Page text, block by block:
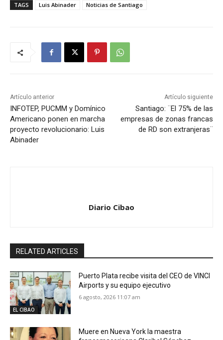
TAGS Luis Abinader Noticias de Santiago
Artículo anterior
INFOTEP, PUCMM y Domínico
Americano ponen en marcha
proyecto revolucionario: Luis
Abinader
Artículo siguiente
Santiago: ¨El 75% de las
empresas de zonas francas
de RD son extranjeras¨
Diario Cibao
RELATED ARTICLES
EL CIBAO
Puerto Plata recibe visita del CEO de VINCI
Airports y su equipo ejecutivo
6 agosto, 2026 11:07 am
Muere en Nueva York la maestra